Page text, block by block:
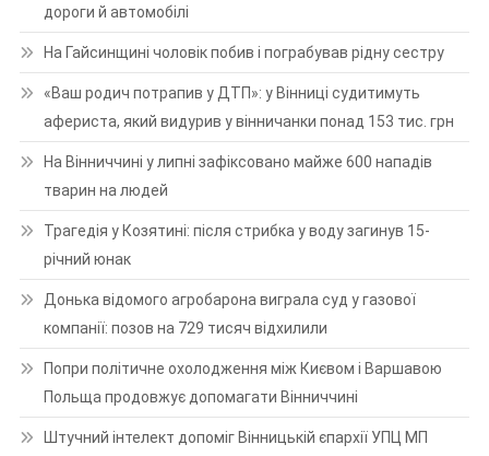
дороги й автомобілі
На Гайсинщині чоловік побив і пограбував рідну сестру
«Ваш родич потрапив у ДТП»: у Вінниці судитимуть
афериста, який видурив у вінничанки понад 153 тис. грн
На Вінниччині у липні зафіксовано майже 600 нападів
тварин на людей
Трагедія у Козятині: після стрибка у воду загинув 15-
річний юнак
Донька відомого агробарона виграла суд у газової
компанії: позов на 729 тисяч відхилили
Попри політичне охолодження між Києвом і Варшавою
Польща продовжує допомагати Вінниччині
Штучний інтелект допоміг Вінницькій єпархії УПЦ МП